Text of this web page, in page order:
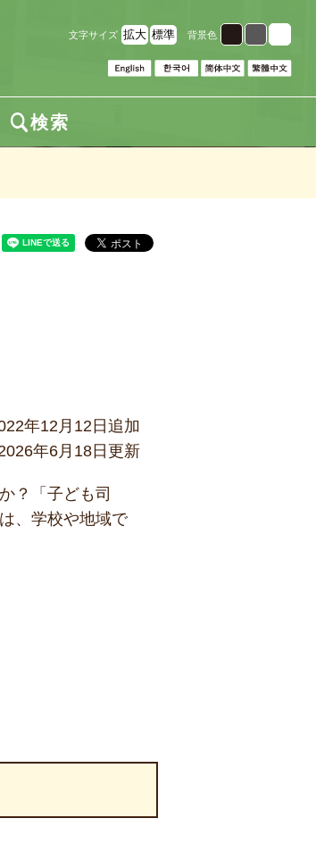
文字サイズ 拡大 標準 背景色
検索
年12月12日追加
年6月18日更新
？「子ども司
、学校や地域で